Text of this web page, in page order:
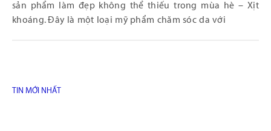
sản phẩm làm đẹp không thể thiếu trong mùa hè – Xịt
khoáng. Đây là một loại mỹ phẩm chăm sóc da với
TIN MỚI NHẤT